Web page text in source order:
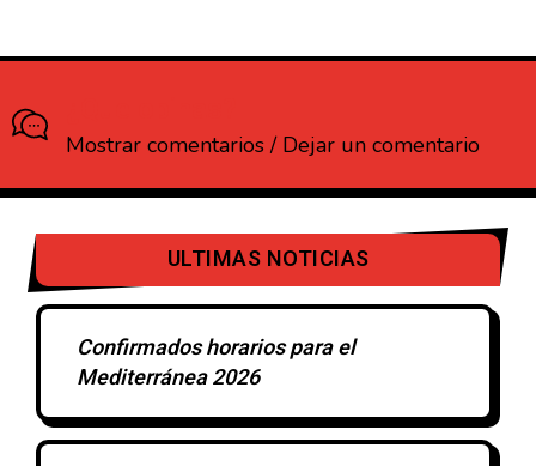
Mostrar comentarios / Dejar un comentario
ULTIMAS NOTICIAS
Confirmados horarios para el
Mediterránea 2026